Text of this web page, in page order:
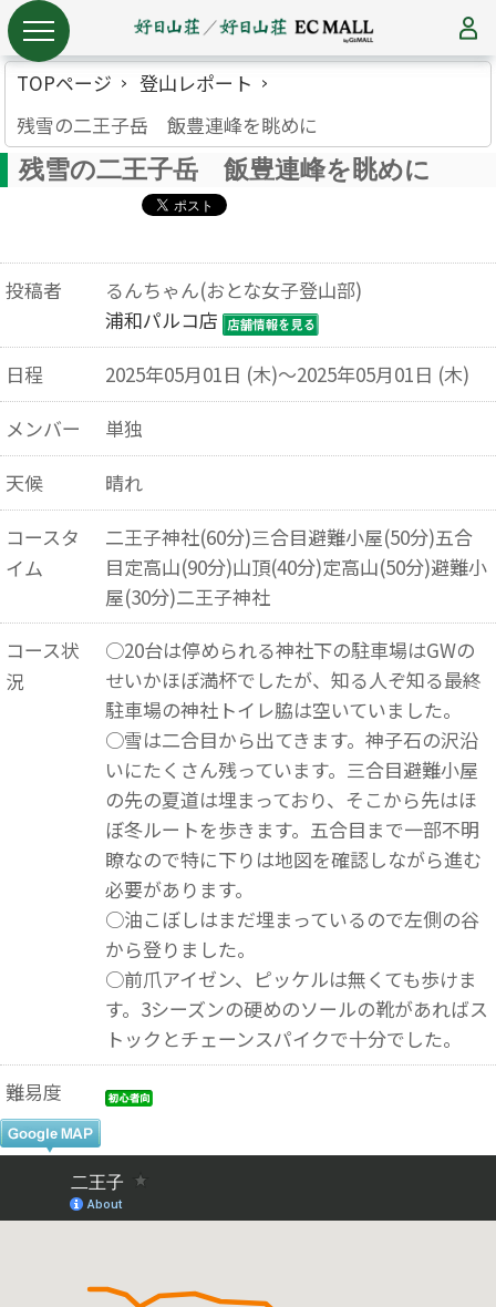
TOPページ
登山レポート
残雪の二王子岳 飯豊連峰を眺めに
残雪の二王子岳 飯豊連峰を眺めに
投稿者
るんちゃん(おとな女子登山部)
浦和パルコ店
日程
2025年05月01日 (木)～2025年05月01日 (木)
メンバー
単独
天候
晴れ
コースタ
イム
二王子神社(60分)三合目避難小屋(50分)五合
目定高山(90分)山頂(40分)定高山(50分)避難小
屋(30分)二王子神社
コース状
況
○20台は停められる神社下の駐車場はGWの
せいかほぼ満杯でしたが、知る人ぞ知る最終
駐車場の神社トイレ脇は空いていました。
○雪は二合目から出てきます。神子石の沢沿
いにたくさん残っています。三合目避難小屋
の先の夏道は埋まっており、そこから先はほ
ぼ冬ルートを歩きます。五合目まで一部不明
瞭なので特に下りは地図を確認しながら進む
必要があります。
○油こぼしはまだ埋まっているので左側の谷
から登りました。
○前爪アイゼン、ピッケルは無くても歩けま
す。3シーズンの硬めのソールの靴があればス
トックとチェーンスパイクで十分でした。
難易度